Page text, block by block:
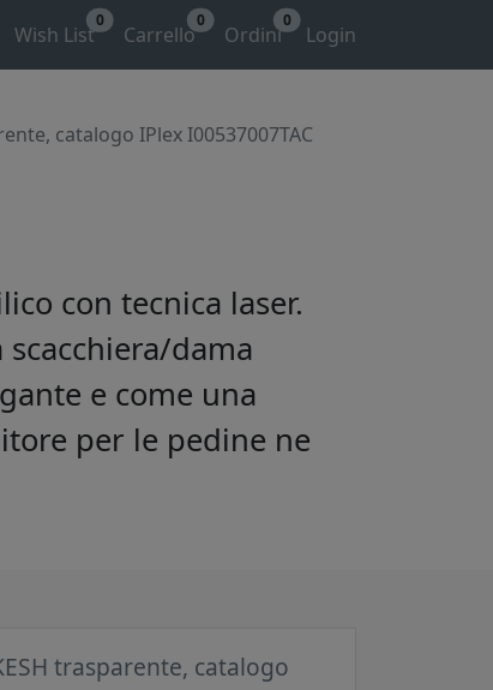
Wish List
0
Carrello
0
Ordini
0
Login
catalogo IPlex I00537007TAC
con tecnica laser.
dama
e come una
per le pedine ne
trasparente, catalogo